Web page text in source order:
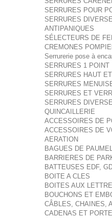
SERRURES POUR
SERRURES
ANTIPANIQUES
SÉLECTEURS DE
CREMONES
Serrurerie pose à
SERRURES 1 POINT
SERRURES HAUT
SERRURES
SERRURES ET
SERRURES
QUINCAILLERIE
ACCESSOIRES DE
ACCESSOIRES DE
AERATION
BAGUES DE
BARRIERES DE
BATTEUSES EDF,
BOITE A CLES
BOITES AUX
BOUCHONS ET
CÂBLES, CHAINES,
CADENAS ET